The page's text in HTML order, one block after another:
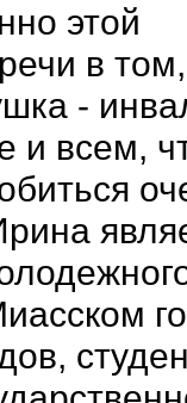
этой
в
-
и всем,